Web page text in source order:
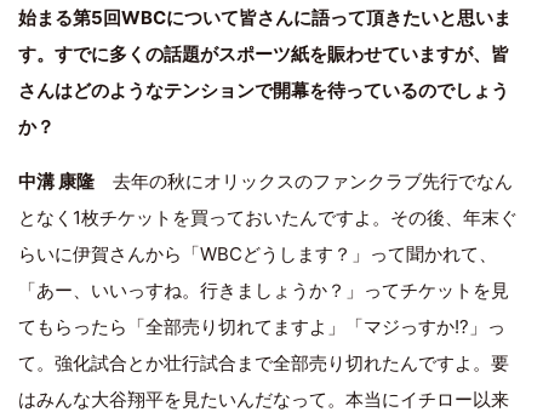
始まる第5回WBCについて皆さんに語って頂きたいと思いま
す。すでに多くの話題がスポーツ紙を賑わせていますが、皆
さんはどのようなテンションで開幕を待っているのでしょう
か？
中溝 康隆 去年の秋にオリックスのファンクラブ先行でなん
となく1枚チケットを買っておいたんですよ。その後、年末ぐ
らいに伊賀さんから「WBCどうします？」って聞かれて、
「あー、いいっすね。行きましょうか？」ってチケットを見
てもらったら「全部売り切れてますよ」「マジっすか!?」っ
て。強化試合とか壮行試合まで全部売り切れたんですよ。要
はみんな大谷翔平を見たいんだなって。本当にイチロー以来